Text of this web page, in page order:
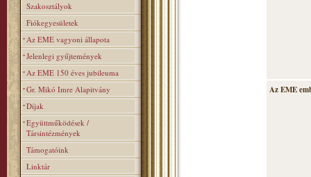
Szakosztályok
Fiókegyesületek
Az EME vagyoni állapota
Jelenlegi gyűjtemények
Az EME 150 éves jubileuma
Gr. Mikó Imre Alapitvány
Díjak
Együttműködések /
Társintézmények
Támogatóink
Linktár
Az EME